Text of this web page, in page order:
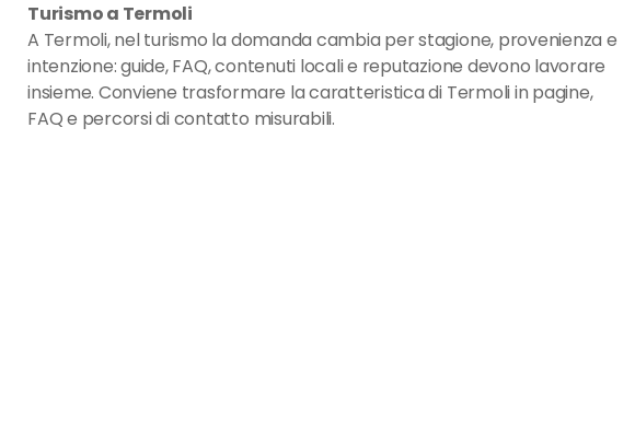
Turismo a Termoli
A Termoli, nel turismo la domanda cambia per stagione, provenienza e
intenzione: guide, FAQ, contenuti locali e reputazione devono lavorare
insieme. Conviene trasformare la caratteristica di Termoli in pagine,
FAQ e percorsi di contatto misurabili.